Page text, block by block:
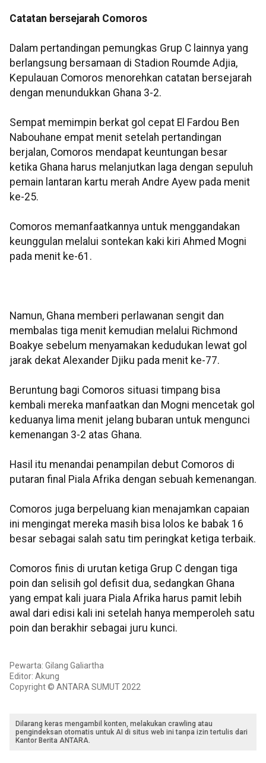
Catatan bersejarah Comoros
Dalam pertandingan pemungkas Grup C lainnya yang
berlangsung bersamaan di Stadion Roumde Adjia,
Kepulauan Comoros menorehkan catatan bersejarah
dengan menundukkan Ghana 3-2.
Sempat memimpin berkat gol cepat El Fardou Ben
Nabouhane empat menit setelah pertandingan
berjalan, Comoros mendapat keuntungan besar
ketika Ghana harus melanjutkan laga dengan sepuluh
pemain lantaran kartu merah Andre Ayew pada menit
ke-25.
Comoros memanfaatkannya untuk menggandakan
keunggulan melalui sontekan kaki kiri Ahmed Mogni
pada menit ke-61.
Namun, Ghana memberi perlawanan sengit dan
membalas tiga menit kemudian melalui Richmond
Boakye sebelum menyamakan kedudukan lewat gol
jarak dekat Alexander Djiku pada menit ke-77.
Beruntung bagi Comoros situasi timpang bisa
kembali mereka manfaatkan dan Mogni mencetak gol
keduanya lima menit jelang bubaran untuk mengunci
kemenangan 3-2 atas Ghana.
Hasil itu menandai penampilan debut Comoros di
putaran final Piala Afrika dengan sebuah kemenangan.
Comoros juga berpeluang kian menajamkan capaian
ini mengingat mereka masih bisa lolos ke babak 16
besar sebagai salah satu tim peringkat ketiga terbaik.
Comoros finis di urutan ketiga Grup C dengan tiga
poin dan selisih gol defisit dua, sedangkan Ghana
yang empat kali juara Piala Afrika harus pamit lebih
awal dari edisi kali ini setelah hanya memperoleh satu
poin dan berakhir sebagai juru kunci.
Pewarta: Gilang Galiartha
Editor: Akung
Copyright © ANTARA SUMUT 2022
Dilarang keras mengambil konten, melakukan crawling atau
pengindeksan otomatis untuk AI di situs web ini tanpa izin tertulis dari
Kantor Berita ANTARA.